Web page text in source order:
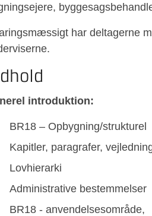
har deltagerne
introduktion:
BR18 – Opbygning/strukturel
Kapitler, paragrafer,
Lovhierarki
Administrative bestemmelser
BR18 - anvendelsesområde,